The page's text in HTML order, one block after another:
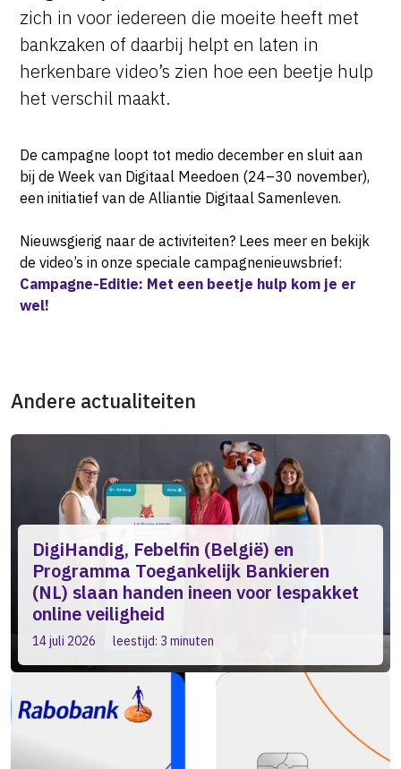
zich in voor iedereen die moeite heeft met
bankzaken of daarbij helpt en laten in
herkenbare video’s zien hoe een beetje hulp
het verschil maakt.
De campagne loopt tot medio december en sluit aan
bij de Week van Digitaal Meedoen (24–30 november),
een initiatief van de Alliantie Digitaal Samenleven.
Nieuwsgierig naar de activiteiten? Lees meer en bekijk
de video’s in onze speciale campagnenieuwsbrief:
Campagne-Editie: Met een beetje hulp kom je er
wel!
Andere actualiteiten
DigiHandig, Febelfin (België) en
Programma Toegankelijk Bankieren
(NL) slaan handen ineen voor lespakket
online veiligheid
14 juli 2026 leestijd: 3 minuten